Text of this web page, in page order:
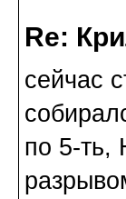
Re:
сейчас
по 5-ть,